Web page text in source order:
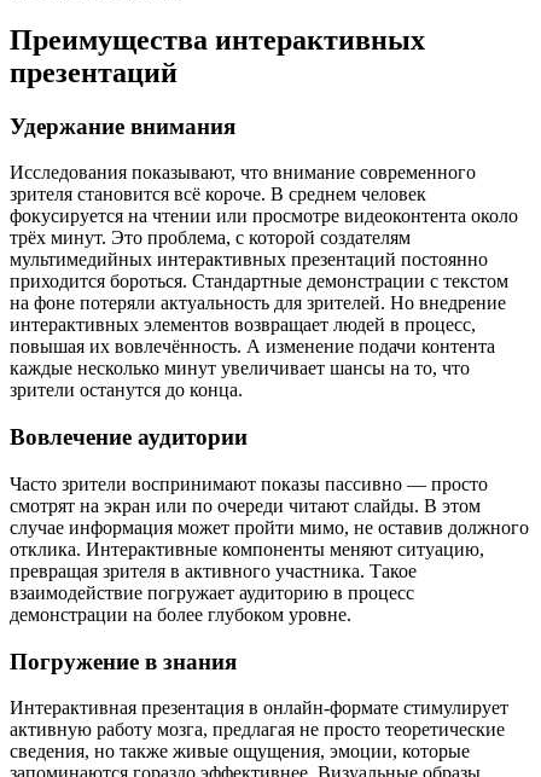
Преимущества интерактивных
презентаций
Удержание внимания
Исследования показывают, что внимание современного
зрителя становится всё короче. В среднем человек
фокусируется на чтении или просмотре видеоконтента около
трёх минут. Это проблема, с которой создателям
мультимедийных интерактивных презентаций постоянно
приходится бороться. Стандартные демонстрации с текстом
на фоне потеряли актуальность для зрителей. Но внедрение
интерактивных элементов возвращает людей в процесс,
повышая их вовлечённость. А изменение подачи контента
каждые несколько минут увеличивает шансы на то, что
зрители останутся до конца.
Вовлечение аудитории
Часто зрители воспринимают показы пассивно — просто
смотрят на экран или по очереди читают слайды. В этом
случае информация может пройти мимо, не оставив должного
отклика. Интерактивные компоненты меняют ситуацию,
превращая зрителя в активного участника. Такое
взаимодействие погружает аудиторию в процесс
демонстрации на более глубоком уровне.
Погружение в знания
Интерактивная презентация в онлайн-формате стимулирует
активную работу мозга, предлагая не просто теоретические
сведения, но также живые ощущения, эмоции, которые